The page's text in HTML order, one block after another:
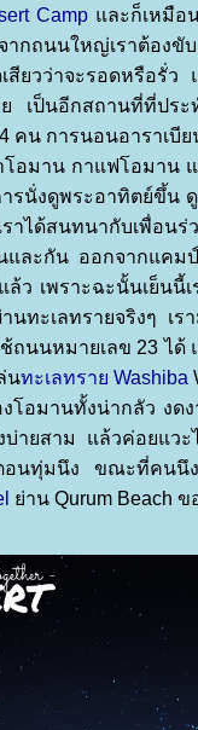
Campละก็เหมือนเ
กถนนใหญ่เราต้องขับ
วว่าจะรอดหรือรั่ว
ลย เป็นอีกสถานที่ที่ป
น การนอนอาราเบี
โอมาน กาแฟโอมาน
รนั่งดูพระอาทิตย์ขึ้น
ราได้สนทนากับเพื่อ
และกัน ออกจากแคม
ว เพราะฉะนั้นเย็นนี้
ทะเลทรายจริงๆ เ
ถนนหมายเลข 23 ได้
นทะเลทราย Washiba
โอมานทั้งน่ากลัว งด
บ่ายสาม แล้วค่อยแว
ตอนทุ่มนึง ขณะที่คน
าน Qurum Beach ข